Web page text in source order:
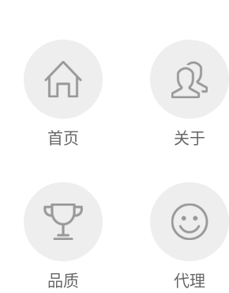
首页 关于
品质 代理